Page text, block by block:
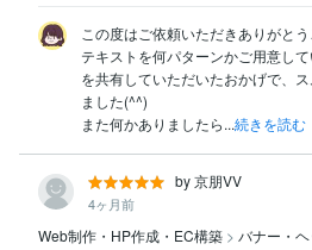
この度はご依頼いただきありがとう
テキストを何パターンかご用意し
を共有していただいたおかげで、
ました(^^)
また何かありましたら...続きを読む
by 京朋VV
4ヶ月前
Web制作・HP作成・EC構築 > バナー・